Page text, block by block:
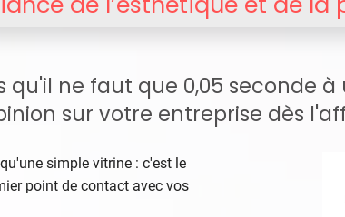
qu'il ne faut que 0,05 seconde
sur votre entreprise dès
simple vitrine : c'est le
point de contact avec vos